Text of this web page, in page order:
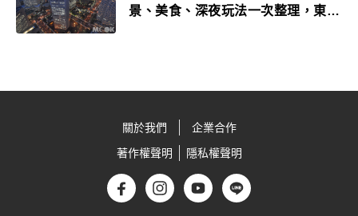
景、美食、深夜玩法一次整理，東京
關於我們
企業合作
著作權聲明
隱私權聲明